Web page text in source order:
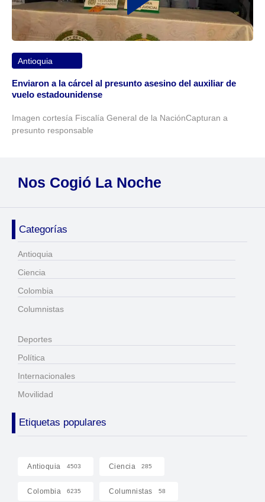
Antioquia
Enviaron a la cárcel al presunto asesino del auxiliar de
vuelo estadounidense
Imagen cortesía Fiscalía General de la NaciónCapturan a
presunto responsable
Nos Cogió La Noche
Categorías
Antioquia
Ciencia
Colombia
Columnistas
Deportes
Política
Internacionales
Movilidad
Etiquetas populares
Antioquia 4503 Ciencia 285
Colombia 6235 Columnistas 58